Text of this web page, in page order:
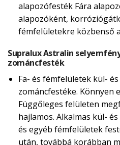
alapozófesték Fára
alapozóként,
fémfelületekre közbenső
Supralux Astralin
zománcfesték
Fa- és fémfelületek kül-
zománcfestéke. Könnyen
Függőleges felületen
hajlamos. Alkalmas kül-
és egyéb fémfelületek
után, továbbá korábban